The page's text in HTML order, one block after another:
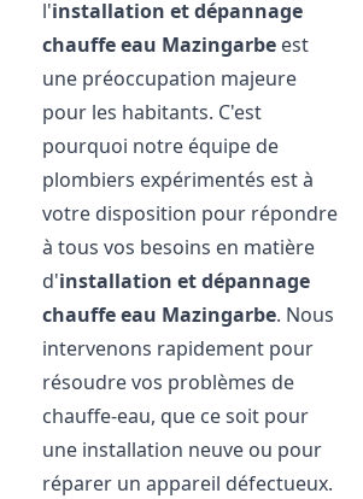
l'installation et dépannage
chauffe eau Mazingarbe est
une préoccupation majeure
pour les habitants. C'est
pourquoi notre équipe de
plombiers expérimentés est à
votre disposition pour répondre
à tous vos besoins en matière
d'installation et dépannage
chauffe eau Mazingarbe. Nous
intervenons rapidement pour
résoudre vos problèmes de
chauffe-eau, que ce soit pour
une installation neuve ou pour
réparer un appareil défectueux.